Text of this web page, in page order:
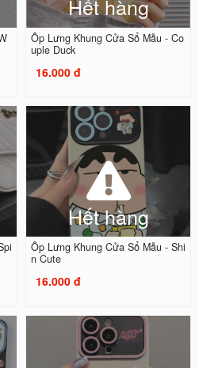
Hết hàng
Ốp Lưng Khung Cửa Sổ Mẫu - Co
uple Duck
16.000 đ
Hết hàng
Ốp Lưng Khung Cửa Sổ Mẫu - Shi
n Cute
16.000 đ